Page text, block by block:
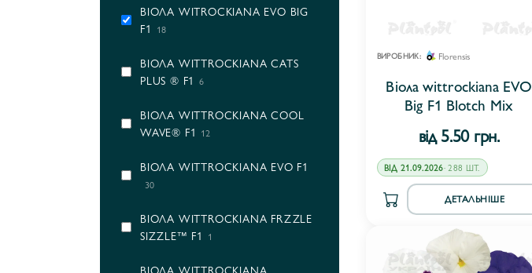
ВІОЛA WITROCKIANA EVO BIG
F1 18
ВІОЛА WITTROCKIANA CATS
PLUS ® F1 6
ВІОЛА WITTROCKIANA COOL
WAVE® F1 12
ВІОЛА WITTROCKIANA EVO F1
30
ВІОЛА WITTROCKIANA FRZZLE
SIZZLE™ F1 1
ВИРОБНИК: Florensis
Віола wittrockiana EVO
Big F1 Blotch Mix
від 5.50 грн.
ВІД 21.09.2026· 288 ШТ.
ДЕТАЛЬНІШЕ